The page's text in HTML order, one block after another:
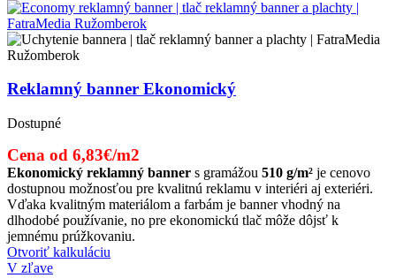
Reklamný banner Ekonomický
Dostupné
Cena od 6,83€/m2
Ekonomický reklamný banner s gramážou 510 g/m² je cenovo
dostupnou možnosťou pre kvalitnú reklamu v interiéri aj exteriéri.
Vďaka kvalitným materiálom a farbám je banner vhodný na
dlhodobé používanie, no pre ekonomickú tlač môže dôjsť k
jemnému prúžkovaniu.
Otvoriť kalkuláciu
V zľave